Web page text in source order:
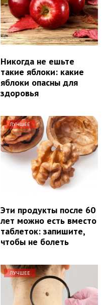
Никогда не ешьте
такие яблоки: какие
яблоки опасны для
здоровья
ЛУЧШЕЕ
Эти продукты после 60
лет можно есть вместо
таблеток: запишите,
чтобы не болеть
ЛУЧШЕЕ